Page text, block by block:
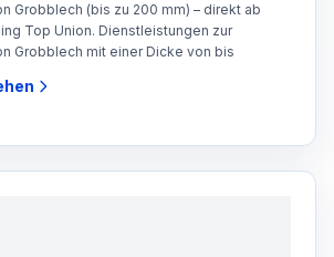
Grobblech (bis zu 200 mm) – direkt ab
Top Union. Dienstleistungen zur
Grobblech mit einer Dicke von bis